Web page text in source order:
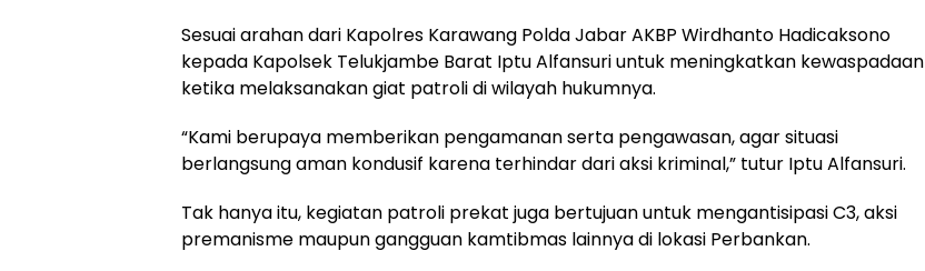
Sesuai arahan dari Kapolres Karawang Polda Jabar AKBP Wirdhanto Hadicaksono
kepada Kapolsek Telukjambe Barat Iptu Alfansuri untuk meningkatkan kewaspadaan
ketika melaksanakan giat patroli di wilayah hukumnya.
“Kami berupaya memberikan pengamanan serta pengawasan, agar situasi
berlangsung aman kondusif karena terhindar dari aksi kriminal,” tutur Iptu Alfansuri.
Tak hanya itu, kegiatan patroli prekat juga bertujuan untuk mengantisipasi C3, aksi
premanisme maupun gangguan kamtibmas lainnya di lokasi Perbankan.